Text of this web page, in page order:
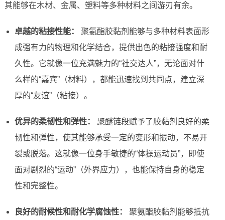
其能够在木材、金属、塑料等多种材料之间游刃有余。
卓越的粘接性能：
聚氨酯胶黏剂能够与多种材料表面形
成强有力的物理和化学结合，提供出色的粘接强度和耐
久性。它就像一位充满魅力的“社交达人”，无论面对什
么样的“嘉宾”（材料），都能迅速找到共同点，建立深
厚的“友谊”（粘接）。
优异的柔韧性和弹性：
聚醚链段赋予了胶黏剂良好的柔
韧性和弹性，使其能够承受一定的变形和振动，不易开
裂或脱落。这就像一位身手敏捷的“体操运动员”，即使
面对剧烈的“运动”（外界应力），也能保持自身的稳定
性和完整性。
良好的耐候性和耐化学腐蚀性：
聚氨酯胶黏剂能够抵抗